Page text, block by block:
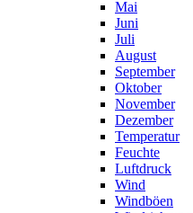
Mai
Juni
Juli
August
September
Oktober
November
Dezember
Temperatur
Feuchte
Luftdruck
Wind
Windböen